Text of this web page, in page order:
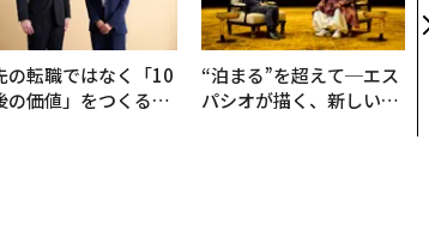
の転職ではなく「10
の価値」をつくる─
“泊まる”を超えて─エス
パシオが描く、新しい日